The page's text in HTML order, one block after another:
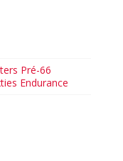
Pré-66
Endurance